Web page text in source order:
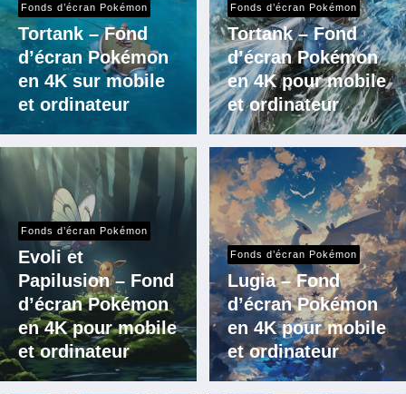
Fonds d’écran Pokémon
Tortank – Fond
d’écran Pokémon
en 4K sur mobile
et ordinateur
Fonds d’écran Pokémon
Tortank – Fond
d’écran Pokémon
en 4K pour mobile
et ordinateur
Fonds d’écran Pokémon
Evoli et
Papilusion – Fond
d’écran Pokémon
en 4K pour mobile
et ordinateur
Fonds d’écran Pokémon
Lugia – Fond
d’écran Pokémon
en 4K pour mobile
et ordinateur